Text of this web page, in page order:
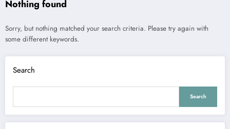
Nothing found
Sorry, but nothing matched your search criteria. Please try again with
some different keywords.
Search
Search